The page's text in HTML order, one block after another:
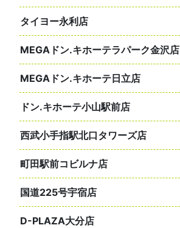
タイヨー永利店
MEGAドン.キホーテラパーク金沢店
MEGAドン.キホーテ日立店
ドン.キホーテ小山駅前店
西武小手指駅北口タワーズ店
町田駅前コビルナ店
国道225号宇宿店
D-PLAZA大分店